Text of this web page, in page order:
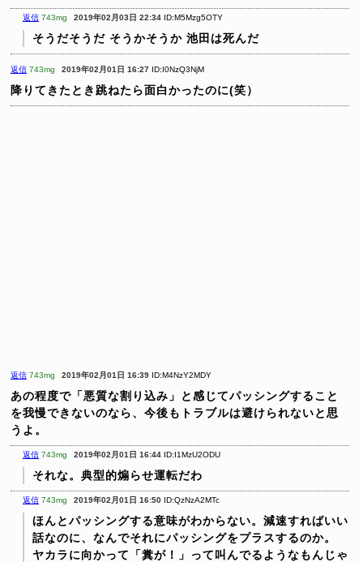
返信 743mg 2019年02月03日 22:34 ID:M5Mzg5OTY
そうだそうだ そうかそうか 池田は死んだ
返信 743mg 2019年02月01日 16:27 ID:I0NzQ3NjM
降りてきたとき跳ねたら面白かったのに(笑）
返信 743mg 2019年02月01日 16:39 ID:M4NzY2MDY
あの程度で「悪質な割り込み」と感じてパッシングすること
を我慢できないのなら、今後もトラブルは避けられないと思
うよ。
返信 743mg 2019年02月01日 16:44 ID:I1MzU2ODU
それな。典型的煽らせ運転だわ
返信 743mg 2019年02月01日 16:50 ID:QzNzA2MTc
ほんとパッシングする意味がわからない。減速すればいい
話なのに、なんでそれにパッシングをプラスするのか。
ヤカラに向かって「糞が！」って叫んでるようなもんじゃ